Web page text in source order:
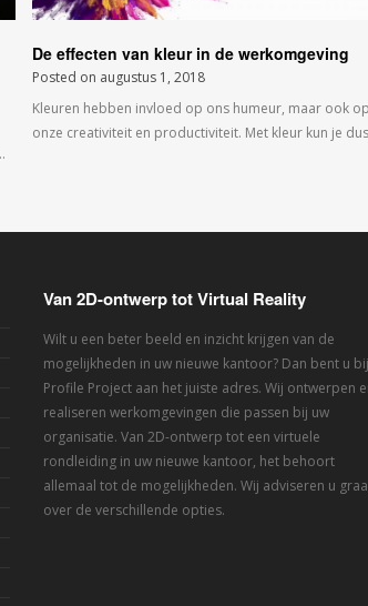
De effecten van kleur in de werkomgeving
Posted on augustus 1, 2018
Kleuren hebben invloed op ons humeur, maar ook op
onze creativiteit en productiviteit. Met kleur kun je
Van 2D-ontwerp tot Virtual Reality
Wilt u een beter beeld en inzicht krijgen van de
mogelijkheden in uw nieuwe kantoor? Dan bent u bij
Profile Project aan het juiste adres. Wij ontwerpen
realiseren werkomgevingen die passen bij uw
organisatie. Van 2D-ontwerp tot een virtuele
rondleiding in uw nieuwe kantoor, het behoort
allemaal tot de mogelijkheden. Wij adviseren u
over de verschillende opties.